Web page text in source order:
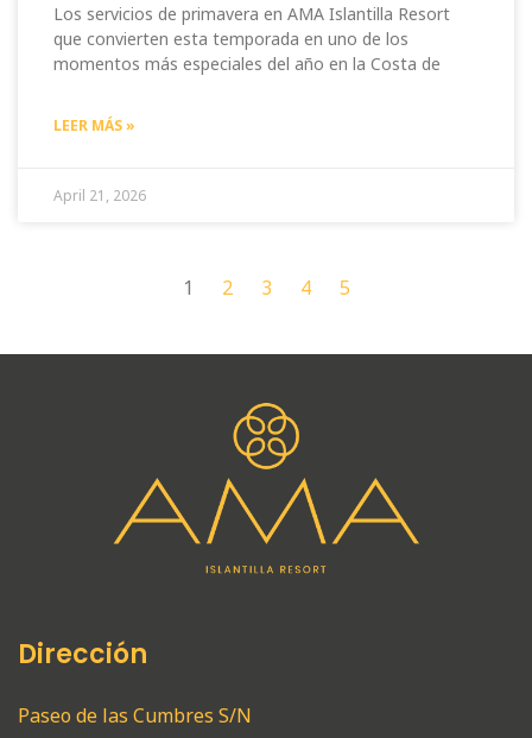
Los servicios de primavera en AMA Islantilla Resort
que convierten esta temporada en uno de los
momentos más especiales del año en la Costa de
LEER MÁS »
April 21, 2026
1 2 3 4 5
Dirección
Paseo de las Cumbres S/N